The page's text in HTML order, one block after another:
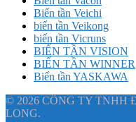
Biến tần Veichi
biến tần Veikong
biến tần Vicruns
BIẾN TẦN VISION
BIẾN TẦN WINNER
Biến tần YASKAWA
© 2026 CÔNG TY TNHH
LONG.